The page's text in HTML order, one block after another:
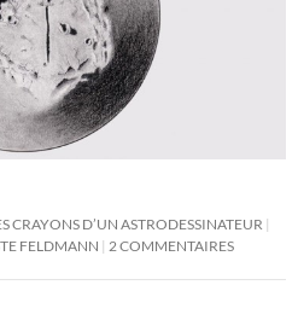
CRAYONS D’UN ASTRODESSINATEUR
FELDMANN 2 COMMENTAIRES